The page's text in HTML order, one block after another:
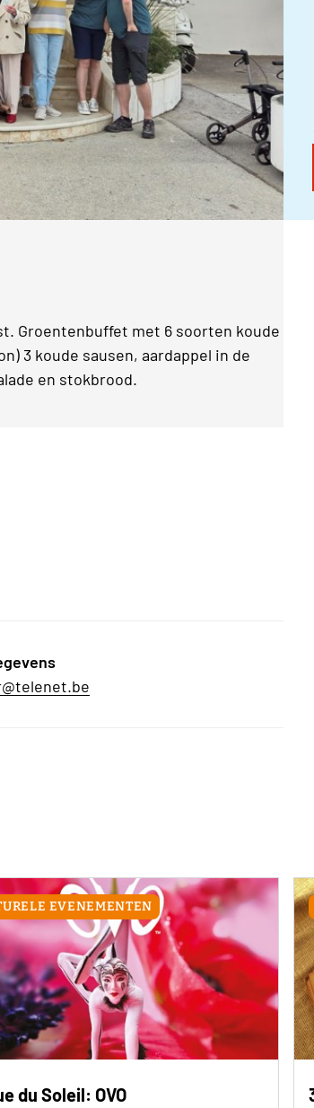
Groentenbuffet met 6 soorten koude
3 koude sausen, aardappel in de
en stokbrood.
EVENEMENTEN
du Soleil: OVO